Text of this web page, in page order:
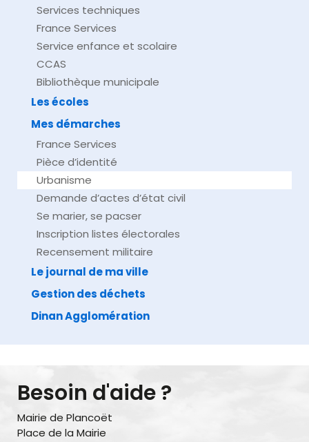
Services techniques
France Services
Service enfance et scolaire
CCAS
Bibliothèque municipale
Les écoles
Mes démarches
France Services
Pièce d’identité
Urbanisme
Demande d’actes d’état civil
Se marier, se pacser
Inscription listes électorales
Recensement militaire
Le journal de ma ville
Gestion des déchets
Dinan Agglomération
Besoin d'aide ?
Mairie de Plancoët
Place de la Mairie